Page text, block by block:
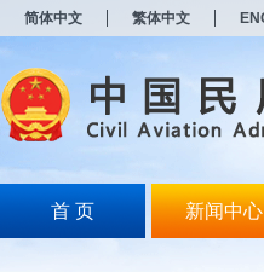
简体中文 繁体中文
首 页 新闻中心
打
开
无
障
说